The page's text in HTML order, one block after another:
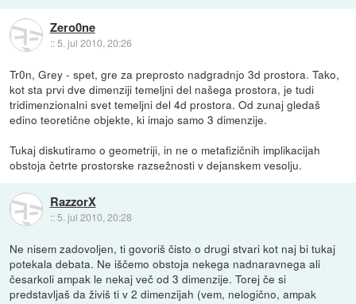
Zero0ne
::5. jul 2010, 20:26
Tr0n, Grey - spet, gre za preprosto nadgradnjo 3d prostora. Tako,
kot sta prvi dve dimenziji temeljni del našega prostora, je tudi
tridimenzionalni svet temeljni del 4d prostora. Od zunaj gledaš
edino teoretične objekte, ki imajo samo 3 dimenzije.
Tukaj diskutiramo o geometriji, in ne o metafizičnih implikacijah
obstoja četrte prostorske razsežnosti v dejanskem vesolju.
RazzorX
:: 5. jul 2010, 20:28
Ne nisem zadovoljen, ti govoriš čisto o drugi stvari kot naj bi tukaj
potekala debata. Ne iščemo obstoja nekega nadnaravnega ali
česarkoli ampak le nekaj več od 3 dimenzije. Torej če si
predstavljaš da živiš ti v 2 dimenzijah (vem, nelogično, ampak